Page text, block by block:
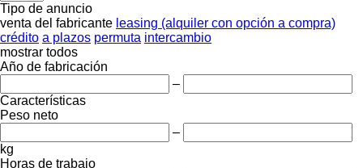
Tipo de anuncio
venta del fabricante leasing (alquiler con opción a compra)
crédito a plazos permuta intercambio
mostrar todos
Año de fabricación
–
Características
Peso neto
–
kg
Horas de trabajo